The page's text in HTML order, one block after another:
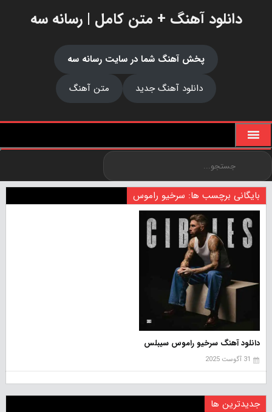
دانلود آهنگ + متن کامل | رسانه سه
پخش آهنگ شما در سایت رسانه سه
دانلود آهنگ جدید
متن آهنگ
بایگانی برچسب ها: سرخیو راموس
دانلود آهنگ سرخیو راموس سیبلس
31 آگوست 2025
جدیدترین ها